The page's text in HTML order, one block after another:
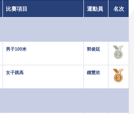
比賽項目 運動員 名次
男子100米 郭俊廷
女子跳高 鍾慧欣